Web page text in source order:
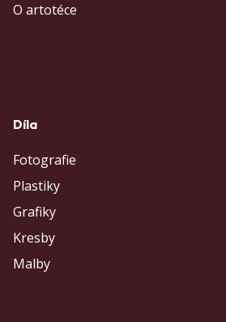
O artotéce
Díla
Fotografie
Plastiky
Grafiky
Kresby
Malby